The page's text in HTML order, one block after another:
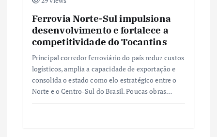
Ferrovia Norte-Sul impulsiona
desenvolvimento e fortalece a
competitividade do Tocantins
Principal corredor ferroviário do país reduz custos
logísticos, amplia a capacidade de exportação e
consolida o estado como elo estratégico entre o
Norte e o Centro-Sul do Brasil. Poucas obras…